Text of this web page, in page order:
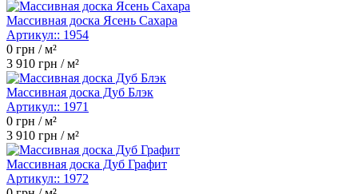
Массивная доска Ясень Сахара
Артикул:: 1954
0 грн / м²
3 910 грн / м²
Массивная доска Дуб Блэк
Артикул:: 1971
0 грн / м²
3 910 грн / м²
Массивная доска Дуб Графит
Артикул:: 1972